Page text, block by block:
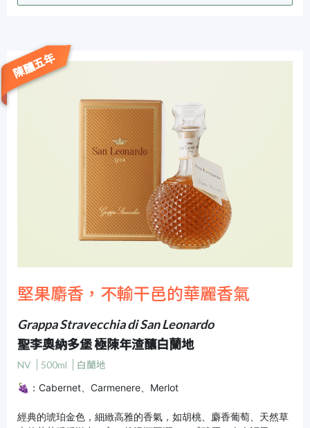
陳釀五年
堅果麝香，不輸干邑的華麗香氣
Grappa Stravecchia di San Leonardo
聖李奧納多堡 極陳年渣釀白蘭地
NV 500ml
白蘭地
🍇：Cabernet、Carmenere、Merlot
經典的琥珀金色，細緻高雅的香氣，如胡桃、麝香葡萄、天然草